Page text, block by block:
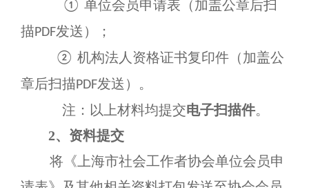
① 单位会员申请表（加盖公章后扫
描PDF发送 ）；
② 机构法人资格证书复印件（加盖公
章后扫描PDF发送 ）。
注：以上材料均提交电子扫描件。
2、资料提交
将《上海市社会工作者协会单位会员申